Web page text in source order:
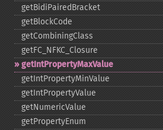
getBidiPairedBracket
getBlockCode
getCombiningClass
getFC_​NFKC_​Closure
getIntPropertyMaxValue
getIntPropertyMinValue
getIntPropertyValue
getNumericValue
getPropertyEnum